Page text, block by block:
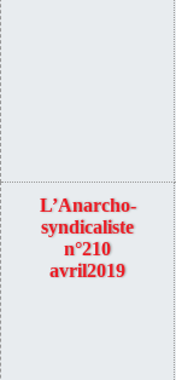
L’Anarcho-
syndicaliste
n°210
avril2019